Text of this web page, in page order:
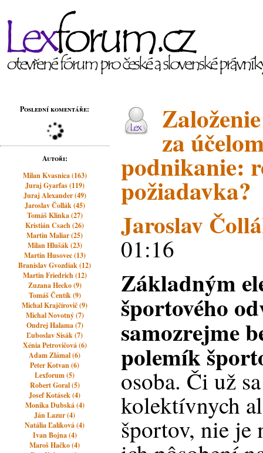
Poslední komentáře:
Autoři:
Milan Kvasnica (163)
Juraj Gyarfas (119)
Juraj Alexander (49)
Jaroslav Čollák (45)
Tomáš Klinka (27)
Kristián Csach (26)
Martin Maliar (25)
Milan Hlušák (23)
Martin Husovec (13)
Branislav Gvozdiak (12)
Martin Friedrich (12)
Zuzana Hecko (9)
Tomáš Čentík (9)
Michal Krajčírovič (9)
Michal Novotný (7)
Ondrej Halama (7)
Ľuboslav Sisák (7)
Xénia Petrovičová (6)
Adam Zlámal (6)
Peter Kotvan (6)
Lexforum (5)
Robert Goral (5)
Josef Kotásek (4)
Monika Dubská (4)
Ján Lazur (4)
Natália Ľalíková (4)
Ivan Bojna (4)
Maroš Hačko (4)
za
podnikanie:
požiadavka?
Jaroslav
01:16
Základným
športového
samozrejme
polemík
osoba. Či už
kolektívnych
športov, nie je